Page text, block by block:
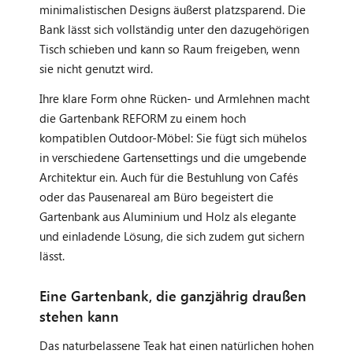
minimalistischen Designs äußerst platzsparend. Die
Bank lässt sich vollständig unter den dazugehörigen
Tisch schieben und kann so Raum freigeben, wenn
sie nicht genutzt wird.
Ihre klare Form ohne Rücken- und Armlehnen macht
die Gartenbank REFORM zu einem hoch
kompatiblen Outdoor-Möbel: Sie fügt sich mühelos
in verschiedene Gartensettings und die umgebende
Architektur ein. Auch für die Bestuhlung von Cafés
oder das Pausenareal am Büro begeistert die
Gartenbank aus Aluminium und Holz als elegante
und einladende Lösung, die sich zudem gut sichern
lässt.
Eine Gartenbank, die ganzjährig draußen
stehen kann
Das naturbelassene Teak hat einen natürlichen hohen